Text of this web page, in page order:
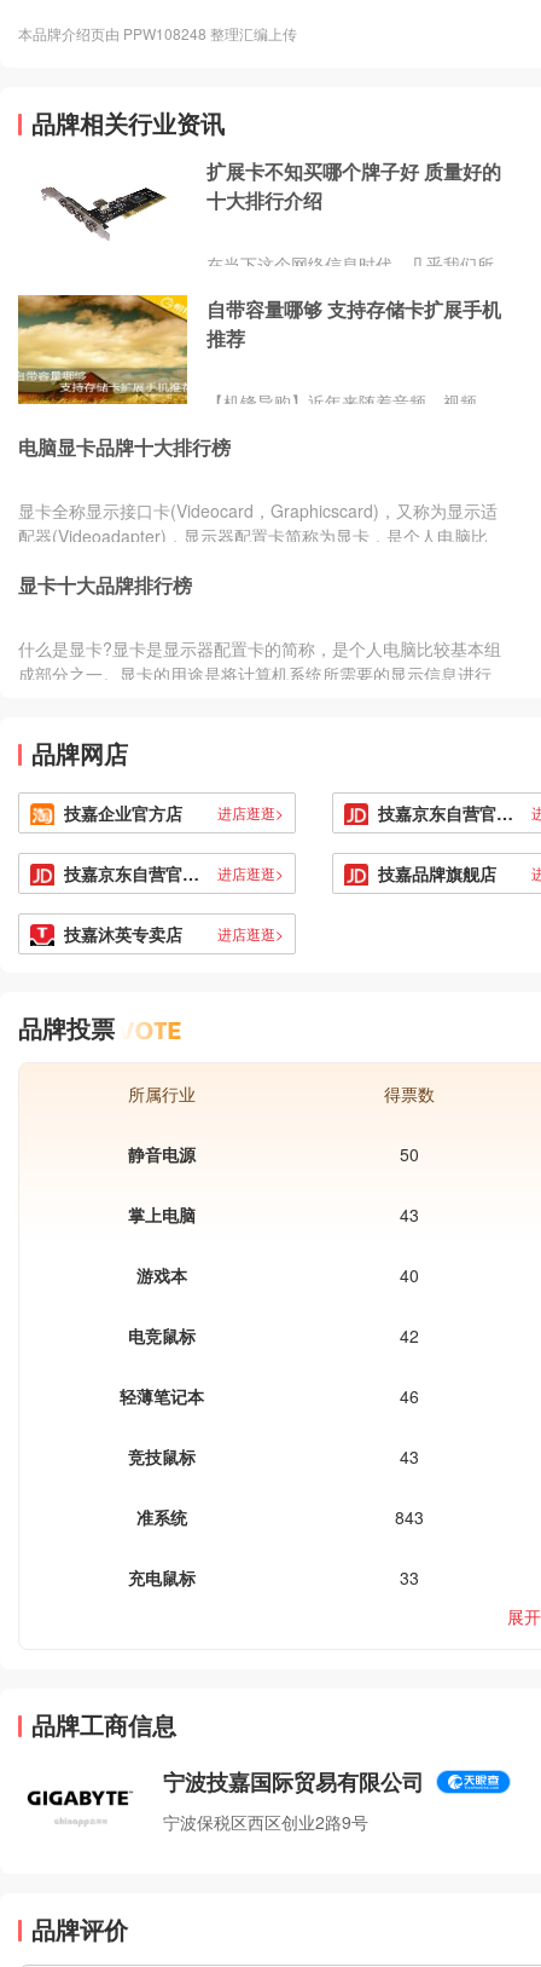
本品牌介绍页由 PPW108248 整理汇编上传
品牌相关行业资讯
扩展卡不知买哪个牌子好 质量好的
十大排行介绍
在当下这个网络信息时代，几乎我们所
西都会备份储存在网络上，由于存储的
东西太多，内部储存空间总是不够用，
存空间，使自己能储存更多的东西。
自带容量哪够 支持存储卡扩展手机
推荐
【机锋导购】近年来随着音频、视频、
存储容量的要求也越发提高，但是由
让消费者感到无奈，想拥有更高的存储
容量只能买更贵的高容量版本手机。不
年的比较新旗舰机型，在经过几代的不
断
电脑显卡品牌十大排行榜
显卡全称显示接口卡(Videocard，Graphicscard)，又称为显示适
配器(Videoadapter)，显示器配置卡简称为显卡，是个人电脑比
显卡十大品牌排行榜
什么是显卡?显卡是显示器配置卡的简称，是个人电脑比较基本组
成部分之一。显卡的用途是将计算机系统所需要的显示信息进行
品牌网店
技嘉企业官方店 进店逛逛> 技嘉京东自营官方旗舰店
技嘉京东自营官方旗舰店 进店逛逛> 技嘉品牌旗舰店
技嘉沐英专卖店 进店逛逛>
品牌投票
所属行业 得票数
静音电源 50
掌上电脑 43
游戏本 40
电竞鼠标 42
轻薄笔记本 46
竞技鼠标 43
准系统 843
充电鼠标
33
展开
品牌工商信息
宁波技嘉国际贸易有限公司
宁波保税区西区创业2路9号
品牌评价